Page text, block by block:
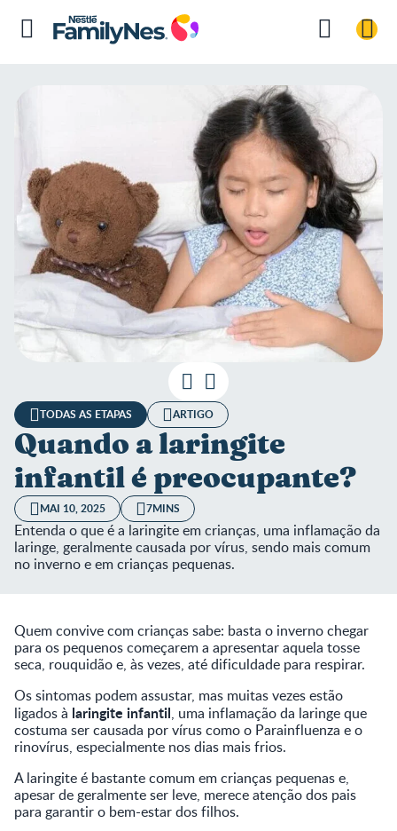
TODAS AS ETAPAS ARTIGO
Quando a laringite
infantil é preocupante?
MAI 10, 2025 7MINS
Entenda o que é a laringite em crianças, uma inflamação da
laringe, geralmente causada por vírus, sendo mais comum
no inverno e em crianças pequenas.
Quem convive com crianças sabe: basta o inverno chegar
para os pequenos começarem a apresentar aquela tosse
seca, rouquidão e, às vezes, até dificuldade para respirar.
Os sintomas podem assustar, mas muitas vezes estão
ligados à laringite infantil, uma inflamação da laringe que
costuma ser causada por vírus como o Parainfluenza e o
rinovírus, especialmente nos dias mais frios.
A laringite é bastante comum em crianças pequenas e,
apesar de geralmente ser leve, merece atenção dos pais
para garantir o bem-estar dos filhos.